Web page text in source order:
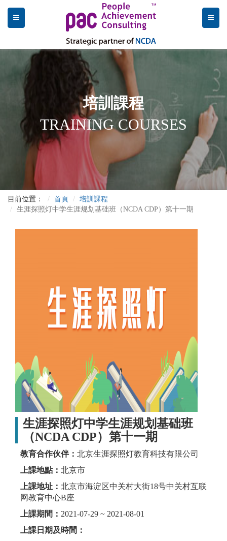
培訓課程
TRAINING COURSES
目前位置： 首頁
培訓課程
生涯探照灯中学生涯规划基础班（NCDA CDP）第十一期
生涯探照灯中学生涯规划基础班
（NCDA CDP）第十一期
教育合作伙伴： 北京生涯探照灯教育科技有限公司
上課地點： 北京市
上課地址： 北京市海淀区中关村大街18号中关村互联
网教育中心B座
上課期間： 2021-07-29 ~ 2021-08-01
上課日期及時間：